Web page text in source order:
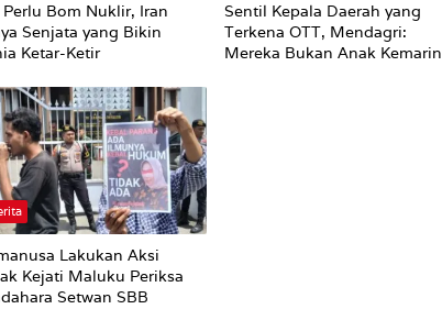
Perlu Bom Nuklir, Iran
Senjata yang Bikin
Ketar-Ketir
Sentil Kepala Daerah yang
Terkena OTT, Mendagri:
Mereka Bukan Anak Kemarin
Lakukan Aksi
Kejati Maluku Periksa
Setwan SBB